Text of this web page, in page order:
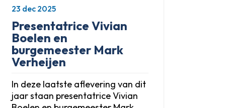
Presentatrice Vivian
Boelen en
burgemeester Mark
Verheijen
In deze laatste aflevering van dit
jaar staan presentatrice Vivian
23 dec 2025